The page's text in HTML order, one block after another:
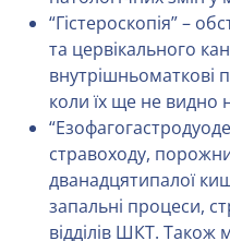
“Гістероскопія” –
та цервікального
внутрішньоматкові
коли їх ще не видно
стравоходу,
дванадцятипалої
запальні процеси,
відділів ШКТ.